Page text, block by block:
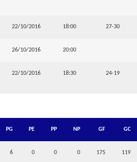
22/10/2016 18:00 27-30
26/10/2016 20:00
22/10/2016 18:30 24-19
PG PE PP NP GF GC
6 0 0 0 175 119